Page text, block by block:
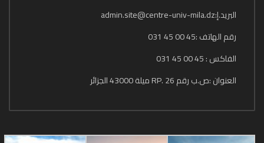
البريد.إ:admin.site@centre-univ-mila.dz
رقم الهاتف :45 00 45 031
الفاكس : 45 00 45 031
العنوان :ص.ب رقم 26 .RP ميلة 43000 الجزائر